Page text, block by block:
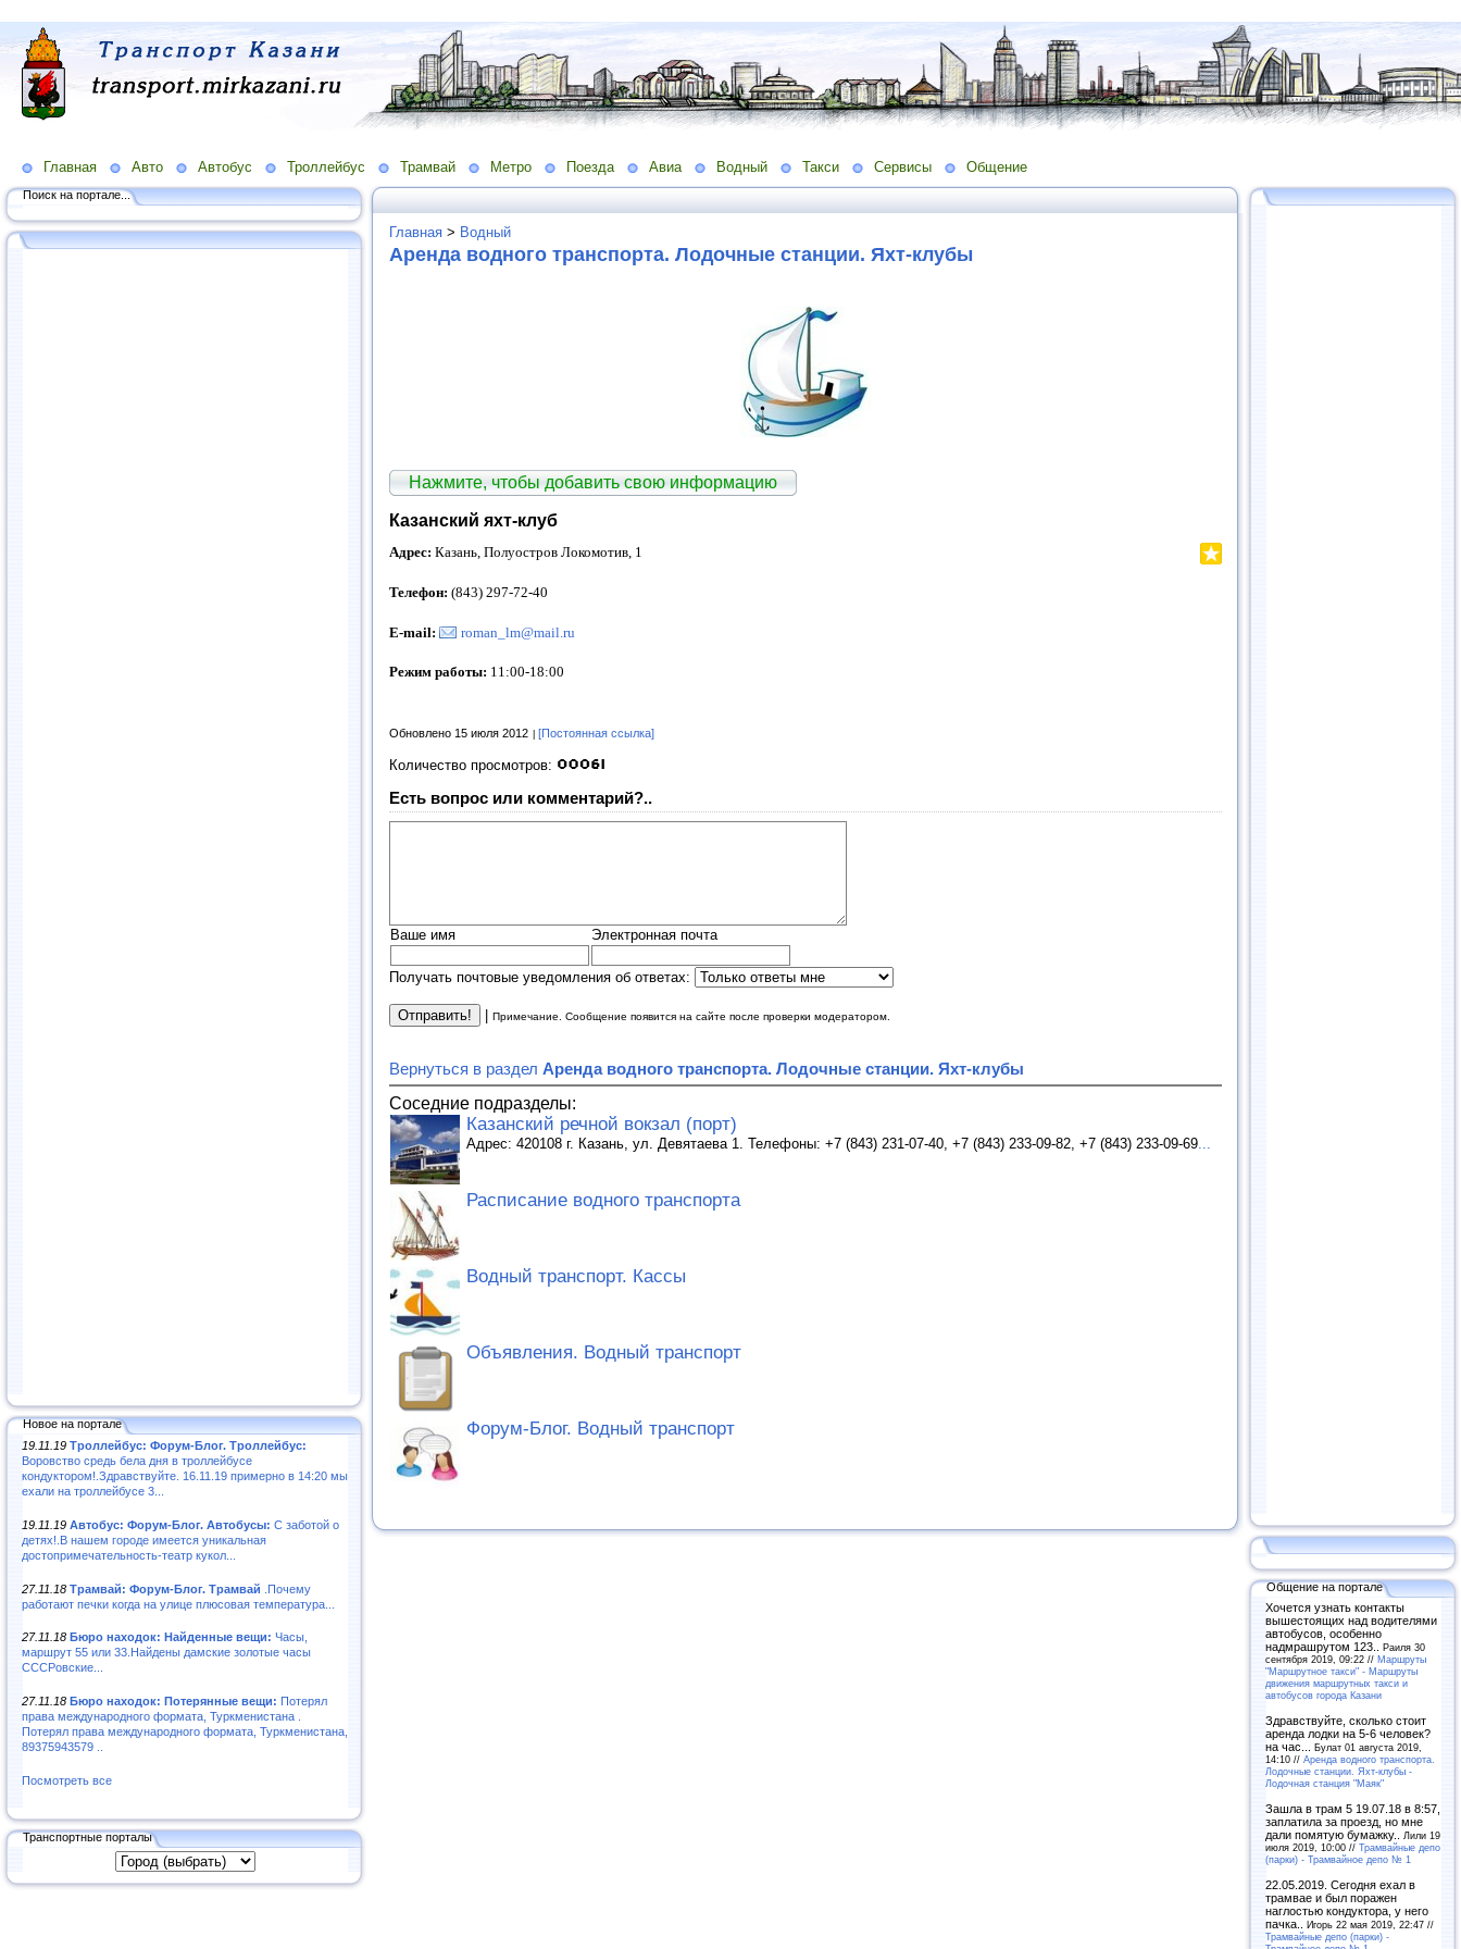
Главная Авто Автобус Троллейбус Трамвай Метро Поезда Авиа Водный Такси Сервисы Общение
Поиск на портале...
Новое на портале
19.11.19 Троллейбус: Форум-Блог. Троллейбус:
Воровство средь бела дня в троллейбусе
кондуктором!.Здравствуйте. 16.11.19 примерно в 14:20 мы
ехали на троллейбусе 3...
19.11.19 Автобус: Форум-Блог. Автобусы: С заботой о
детях!.В нашем городе имеется уникальная
достопримечательность-театр кукол...
27.11.18 Трамвай: Форум-Блог. Трамвай .Почему
работают печки когда на улице плюсовая температура...
27.11.18 Бюро находок: Найденные вещи: Часы,
маршрут 55 или 33.Найдены дамские золотые часы
СССРовские...
27.11.18 Бюро находок: Потерянные вещи: Потерял
права международного формата, Туркменистана .
Потерял права международного формата, Туркменистана,
89375943579 ..
Посмотреть все
Транспортные порталы
Главная > Водный
Аренда водного транспорта. Лодочные станции. Яхт-клубы
Нажмите, чтобы добавить свою информацию
Казанский яхт-клуб
Адрес: Казань, Полуостров Локомотив, 1
Телефон: (843) 297-72-40
E-mail: roman_lm@mail.ru
Режим работы: 11:00-18:00
Обновлено 15 июля 2012 [Постоянная ссылка]
Количество просмотров:
Есть вопрос или комментарий?..
Ваше имя Электронная почта
Получать почтовые уведомления об ответах:
| Примечание. Сообщение появится на сайте после проверки модератором.
Вернуться в раздел Аренда водного транспорта. Лодочные станции. Яхт-клубы
Соседние подразделы:
Казанский речной вокзал (порт)
Адрес: 420108 г. Казань, ул. Девятаева 1. Телефоны: +7 (843) 231-07-40, +7 (843) 233-09-82, +7 (843) 233-09-69
Расписание водного транспорта
Водный транспорт. Кассы
Объявления. Водный транспорт
Форум-Блог. Водный транспорт
Общение на портале
Хочется узнать контакты
вышестоящих над водителями
автобусов, особенно
надмрашрутом 123.. Раиля 30
сентября 2019, 09:22 // Маршруты
"Маршрутное такси" - Маршруты
движения маршрутных такси и
автобусов города Казани
Здравствуйте, сколько стоит
аренда лодки на 5-6 человек?
на час... Булат 01 августа 2019,
14:10 // Аренда водного транспорта.
Лодочные станции. Яхт-клубы -
Лодочная станция "Маяк"
Зашла в трам 5 19.07.18 в 8:57,
заплатила за проезд, но мне
дали помятую бумажку..
Лили 19
июля 2019, 10:00 // Трамвайные депо
(парки) - Трамвайное депо № 1
22.05.2019. Сегодня ехал в
трамвае и был поражен
наглостью кондуктора, у него
пачка.. Игорь 22 мая 2019, 22:47 //
Трамвайные депо (парки) -